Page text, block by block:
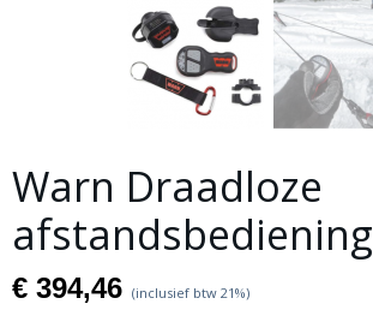
Warn Draadloze
afstandsbediening
€ 394,46 (inclusief btw 21%)